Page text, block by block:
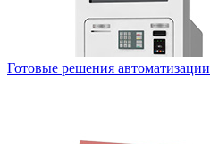
Готовые решения автоматизации